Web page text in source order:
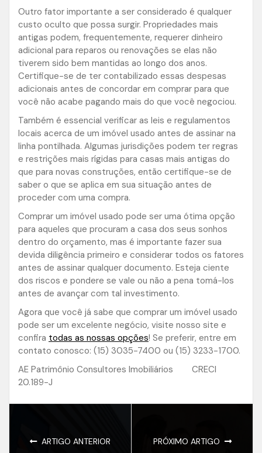
Outro fator importante a ser considerado é qualquer
custo oculto que possa surgir. Propriedades mais
antigas podem, frequentemente, requerer dinheiro
adicional para reparos ou renovações se elas não
tiverem sido bem mantidas ao longo dos anos.
Certifique-se de ter contabilizado essas despesas
adicionais antes de concordar em comprar para que
você não acabe pagando mais do que você negociou.
Também é essencial verificar as leis e regulamentos
locais acerca de um imóvel usado antes de assinar na
linha pontilhada. Algumas jurisdições podem ter regras
e restrições mais rígidas para casas mais antigas do
que para novas construções, então certifique-se de
saber o que se aplica em sua situação antes de
proceder com uma compra.
Comprar um imóvel usado pode ser uma ótima opção
para aqueles que procuram a casa dos seus sonhos
dentro do orçamento, mas é importante fazer sua
devida diligência primeiro e considerar todos os fatores
antes de assinar qualquer documento. Esteja ciente
dos riscos e pondere se vale ou não a pena tomá-los
antes de avançar com tal investimento.
Agora que você já sabe que comprar um imóvel usado
pode ser um excelente negócio, visite nosso site e
confira todas as nossas opções! Se preferir, entre em
contato conosco: (15) 3035-7400 ou (15) 3233-1700.
AE Patrimônio Consultores Imobiliários CRECI
20.189-J
ARTIGO ANTERIOR PRÓXIMO ARTIGO